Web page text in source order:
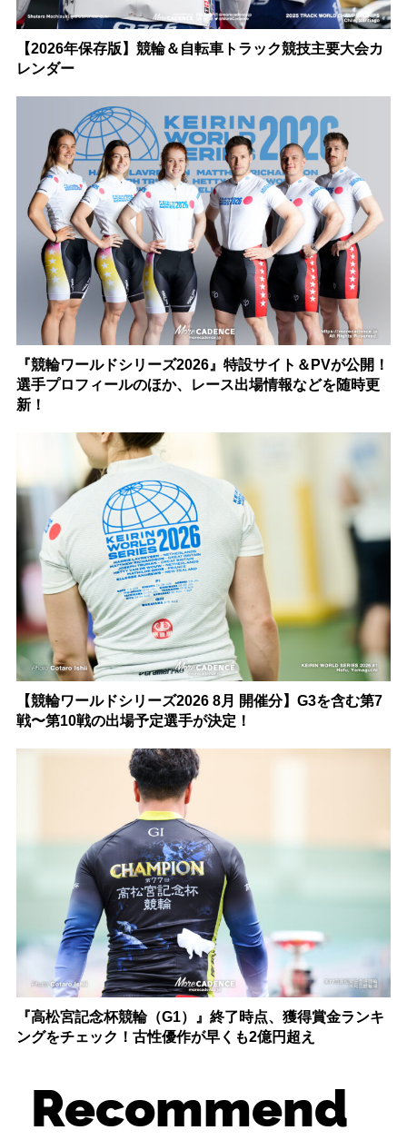
【2026年保存版】競輪＆自転車トラック競技主要大会カ
レンダー
『競輪ワールドシリーズ2026』特設サイト＆PVが公開！
選手プロフィールのほか、レース出場情報などを随時更
新！
【競輪ワールドシリーズ2026 8月 開催分】G3を含む第7
戦〜第10戦の出場予定選手が決定！
『高松宮記念杯競輪（G1）』終了時点、獲得賞金ランキ
ングをチェック！古性優作が早くも2億円超え
Recommend